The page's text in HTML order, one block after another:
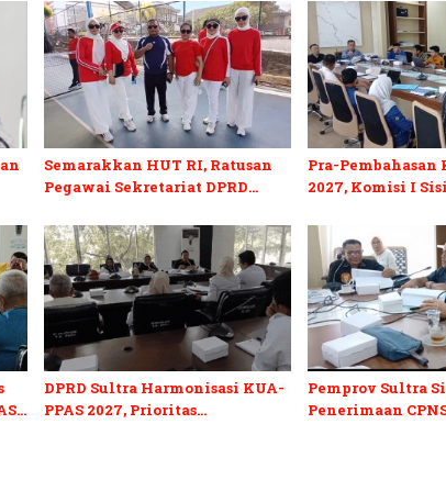
Semarakkan HUT RI, Ratusan
Pegawai Sekretariat DPRD
Pra-Pembahasan
2027, Komisi I
DPRD Sultra Harmonisasi KUA-
PPAS 2027, Prioritas
Pemprov Sultra
Penerimaan